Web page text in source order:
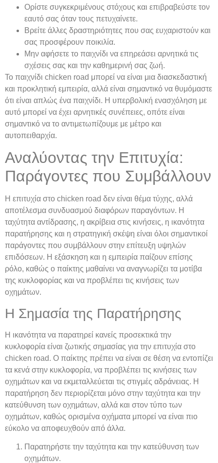
Ορίστε συγκεκριμένους στόχους και επιβραβεύστε τον
εαυτό σας όταν τους πετυχαίνετε.
Βρείτε άλλες δραστηριότητες που σας ευχαριστούν και
σας προσφέρουν ποικιλία.
Μην αφήσετε το παιχνίδι να επηρεάσει αρνητικά τις
σχέσεις σας και την καθημερινή σας ζωή.
Το παιχνίδι chicken road μπορεί να είναι μια διασκεδαστική
και προκλητική εμπειρία, αλλά είναι σημαντικό να θυμόμαστε
ότι είναι απλώς ένα παιχνίδι. Η υπερβολική ενασχόληση με
αυτό μπορεί να έχει αρνητικές συνέπειες, οπότε είναι
σημαντικό να το αντιμετωπίζουμε με μέτρο και
αυτοπειθαρχία.
Αναλύοντας την Επιτυχία:
Παράγοντες που Συμβάλλουν
Η επιτυχία στο chicken road δεν είναι θέμα τύχης, αλλά
αποτέλεσμα συνδυασμού διαφόρων παραγόντων. Η
ταχύτητα αντίδρασης, η ακρίβεια στις κινήσεις, η ικανότητα
παρατήρησης και η στρατηγική σκέψη είναι όλοι σημαντικοί
παράγοντες που συμβάλλουν στην επίτευξη υψηλών
επιδόσεων. Η εξάσκηση και η εμπειρία παίζουν επίσης
ρόλο, καθώς ο παίκτης μαθαίνει να αναγνωρίζει τα μοτίβα
της κυκλοφορίας και να προβλέπει τις κινήσεις των
οχημάτων.
Η Σημασία της Παρατήρησης
Η ικανότητα να παρατηρεί κανείς προσεκτικά την
κυκλοφορία είναι ζωτικής σημασίας για την επιτυχία στο
chicken road. Ο παίκτης πρέπει να είναι σε θέση να εντοπίζει
τα κενά στην κυκλοφορία, να προβλέπει τις κινήσεις των
οχημάτων και να εκμεταλλεύεται τις στιγμές αδράνειας. Η
παρατήρηση δεν περιορίζεται μόνο στην ταχύτητα και την
κατεύθυνση των οχημάτων, αλλά και στον τύπο των
οχημάτων, καθώς ορισμένα οχήματα μπορεί να είναι πιο
εύκολο να αποφευχθούν από άλλα.
Παρατηρήστε την ταχύτητα και την κατεύθυνση των
οχημάτων.